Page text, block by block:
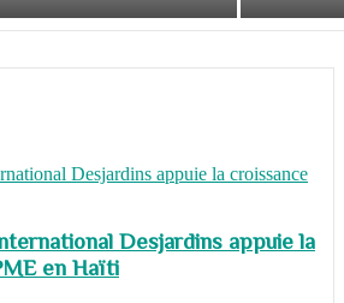
Desjardins appuie la
en Haïti